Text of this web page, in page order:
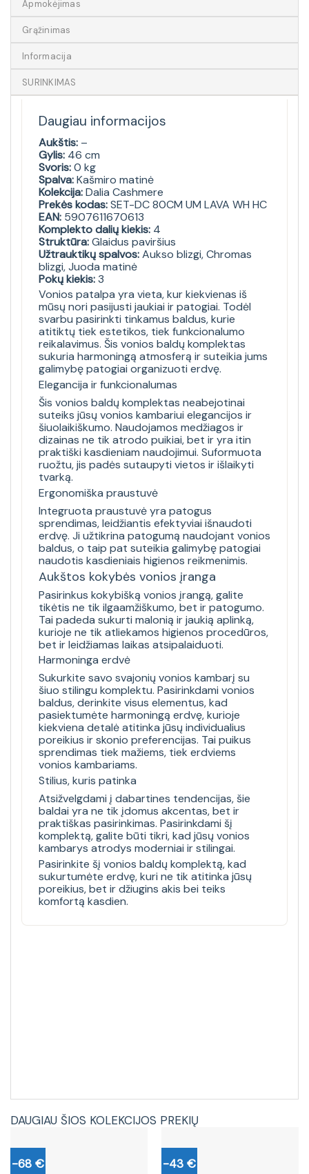
Apmokėjimas
Grąžinimas
Informacija
SURINKIMAS
Daugiau informacijos
Aukštis: –
Gylis: 46 cm
Svoris:0 kg
Spalva:Kašmiro matinė
Kolekcija:Dalia Cashmere
Prekės kodas:SET-DC 80CM UM LAVA WH HC
EAN: 5907611670613
Komplekto dalių kiekis: 4
Struktūra:Glaidus paviršius
Užtrauktikų spalvos:Aukso blizgi, Chromas
blizgi, Juoda matinė
Pokų kiekis:3
Vonios patalpa yra vieta, kur kiekvienas iš
mūsų nori pasijusti jaukiai ir patogiai. Todėl
svarbu pasirinkti tinkamus baldus, kurie
atitiktų tiek estetikos, tiek funkcionalumo
reikalavimus. Šis vonios baldų komplektas
sukuria harmoningą atmosferą ir suteikia jums
galimybę patogiai organizuoti erdvę.
Elegancija ir funkcionalumas
Šis vonios baldų komplektas neabejotinai
suteiks jūsų vonios kambariui elegancijos ir
šiuolaikiškumo. Naudojamos medžiagos ir
dizainas ne tik atrodo puikiai, bet ir yra itin
praktiški kasdieniam naudojimui. Suformuota
ruožtu, jis padės sutaupyti vietos ir išlaikyti
tvarką.
Ergonomiška praustuvė
Integruota praustuvė yra patogus
sprendimas, leidžiantis efektyviai išnaudoti
erdvę. Ji užtikrina patogumą naudojant vonios
baldus, o taip pat suteikia galimybę patogiai
naudotis kasdieniais higienos reikmenimis.
Aukštos kokybės vonios įranga
Pasirinkus kokybišką vonios įrangą, galite
tikėtis ne tik ilgaamžiškumo, bet ir patogumo.
Tai padeda sukurti malonią ir jaukią aplinką,
kurioje ne tik atliekamos higienos procedūros,
bet ir leidžiamas laikas atsipalaiduoti.
Harmoninga erdvė
Sukurkite savo svajonių vonios kambarį su
šiuo stilingu komplektu. Pasirinkdami vonios
baldus, derinkite visus elementus, kad
pasiektumėte harmoningą erdvę, kurioje
kiekviena detalė atitinka jūsų individualius
poreikius ir skonio preferencijas. Tai puikus
sprendimas tiek mažiems, tiek erdviems
vonios kambariams.
Stilius, kuris patinka
Atsižvelgdami į dabartines tendencijas, šie
baldai yra ne tik įdomus akcentas, bet ir
praktiškas pasirinkimas. Pasirinkdami šį
komplektą, galite būti tikri, kad jūsų vonios
kambarys atrodys moderniai ir stilingai.
Pasirinkite šį vonios baldų komplektą, kad
sukurtumėte erdvę, kuri ne tik atitinka jūsų
poreikius, bet ir džiugins akis bei teiks
komfortą kasdien.
DAUGIAU ŠIOS KOLEKCIJOS PREKIŲ
-68 € -43 €